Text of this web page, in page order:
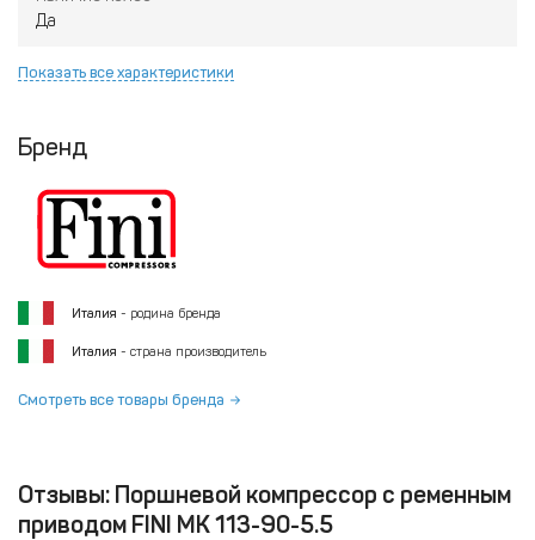
Да
Показать все характеристики
Бренд
Италия - родина бренда
Италия - страна производитель
Смотреть все товары бренда
Отзывы: Поршневой компрессор с ременным
приводом FINI MK 113-90-5.5